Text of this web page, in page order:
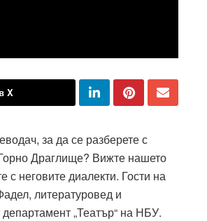
X
за да се разберете с
Драглище? Вижте нашето
с неговите диалекти. Гости на
литературовед и
„Театър“ на НБУ.